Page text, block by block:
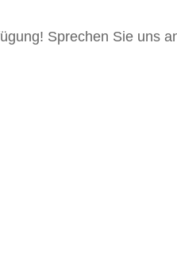
Sprechen Sie uns